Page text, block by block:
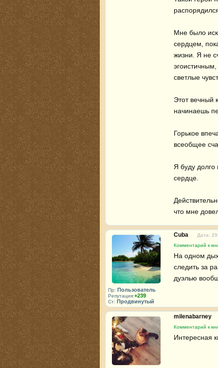
Мне было
сердцем,
жизни. Я не
светлые
Этот вечный
начинаешь
Горькое
всеобщее
Я буду долго
сердце.
что мне
Пр: Пользователь
Репутация:+239
Ст: Продвинутый
Cuba
Дата:
Комментарий к
На одном
следить за
дуэлью
milenabarney
Комментарий к
Интересная